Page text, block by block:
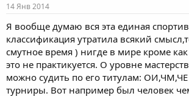
14 Янв 2014
Я вообще думаю вся эта единая
классификация утратила всякий
смутное время ) нигде в мире кроме
это не практикуется. О уровне
можно судить по его титулам: ОИ,ЧМ,ЧЕ
турниры. Вот например был человек